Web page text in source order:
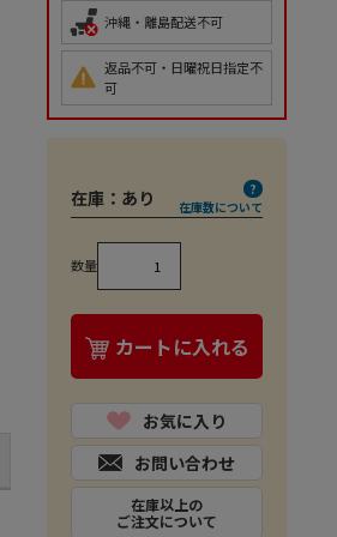
沖縄・離島配送不可
返品不可・日曜祝日指定不
可
在庫： あり 在庫数について
数量
カートに入れる
お気に入り
お問い合わせ
在庫以上の
ご注文について